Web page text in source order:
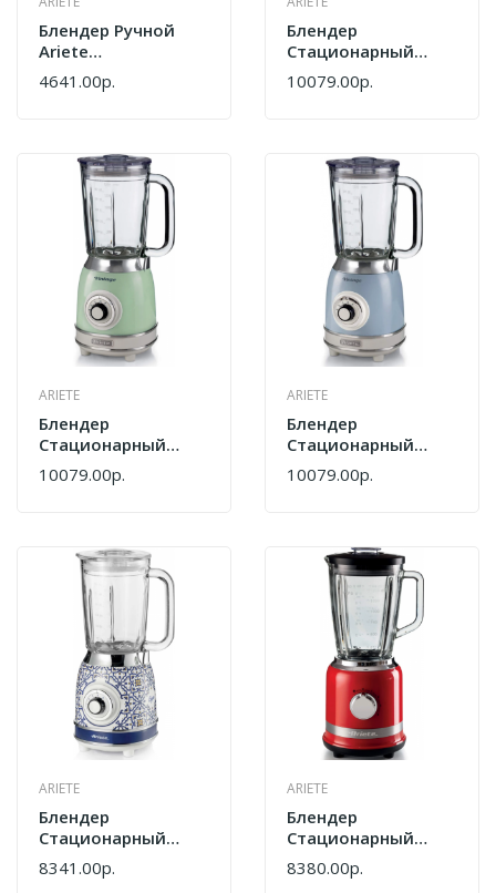
Блендер Ручной
Ariete
00C060111AR0
Белый
4641.00р.
Блендер
Стационарный
Ariete
00C058303AR0
10079.00р.
ARIETE
Блендер
Стационарный
Ariete
00C058304AR0
10079.00р.
ARIETE
Блендер
Стационарный
Ariete
00C058305AR0
10079.00р.
ARIETE
Блендер
Стационарный
Ariete
00C05830CAR0 Capri
8341.00р.
ARIETE
Блендер
Стационарный
Ariete
00C058500AR0
8380.00р.